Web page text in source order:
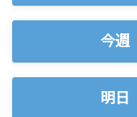
今週
明日